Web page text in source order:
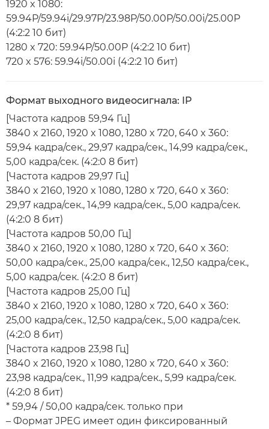
1920 x 1080:
59.94P/59.94i/29.97P/23.98P/50.00P/50.00i/25.00P
(4:2:2 10 бит)
1280 x 720: 59.94P/50.00P (4:2:2 10 бит)
720 x 576: 59.94i/50.00i (4:2:2 10 бит)
Формат выходного видеосигнала: IP
[Частота кадров 59,94 Гц]
3840 x 2160, 1920 x 1080, 1280 x 720, 640 x 360:
59,94 кадра/сек., 29,97 кадра/сек., 14,99 кадра/сек.,
5,00 кадра/сек. (4:2:0 8 бит)
[Частота кадров 29,97 Гц]
3840 x 2160, 1920 x 1080, 1280 x 720, 640 x 360:
29,97 кадра/сек., 14,99 кадра/сек., 5,00 кадра/сек.
(4:2:0 8 бит)
[Частота кадров 50,00 Гц]
3840 x 2160, 1920 x 1080, 1280 x 720, 640 x 360:
50,00 кадра/сек., 25,00 кадра/сек., 12,50 кадра/сек.,
5,00 кадра/сек. (4:2:0 8 бит)
[Частота кадров 25,00 Гц]
3840 x 2160, 1920 x 1080, 1280 x 720, 640 x 360:
25,00 кадра/сек., 12,50 кадра/сек., 5,00 кадра/сек.
(4:2:0 8 бит)
[Частота кадров 23,98 Гц]
3840 x 2160, 1920 x 1080, 1280 x 720, 640 x 360:
23,98 кадра/сек., 11,99 кадра/сек., 5,99 кадра/сек.
(4:2:0 8 бит)
* 59,94 / 50,00 кадра/сек. только при
– Формат JPEG имеет один фиксированный